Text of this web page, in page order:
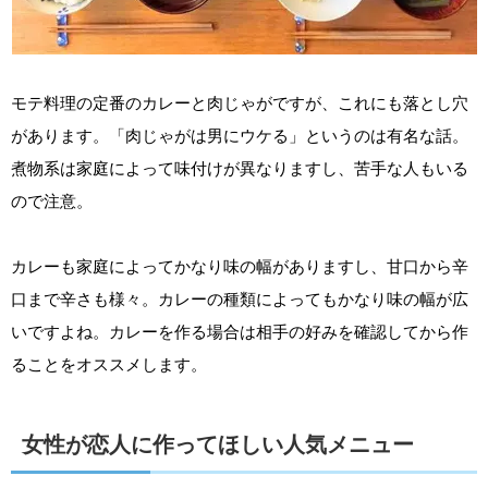
モテ料理の定番のカレーと肉じゃがですが、これにも落とし穴
があります。「肉じゃがは男にウケる」というのは有名な話。
煮物系は家庭によって味付けが異なりますし、苦手な人もいる
ので注意。
カレーも家庭によってかなり味の幅がありますし、甘口から辛
口まで辛さも様々。カレーの種類によってもかなり味の幅が広
いですよね。カレーを作る場合は相手の好みを確認してから作
ることをオススメします。
女性が恋人に作ってほしい人気メニュー